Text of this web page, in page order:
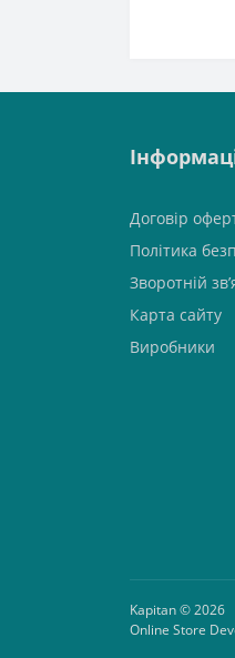
Договір
Політика
Зворотній
Карта сайту
Виробники
Kapitan © 2026
Online Store